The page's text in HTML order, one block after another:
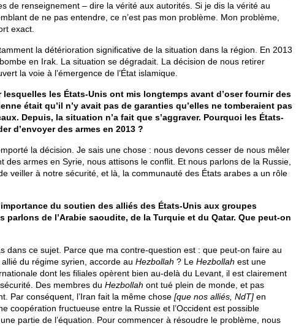
de renseignement – dire la vérité aux autorités. Si je dis la vérité au
de ne pas entendre, ce n’est pas mon problème. Mon problème,
exact.
la détérioration significative de la situation dans la région. En 2013
en Irak. La situation se dégradait. La décision de nous retirer
la voie à l’émergence de l’État islamique.
lesquelles les États-Unis ont mis longtemps avant d’oser fournir des
était qu’il n’y avait pas de garanties qu’elles ne tomberaient pas
Depuis, la situation n’a fait que s’aggraver. Pourquoi les États-
d’envoyer des armes en 2013 ?
la décision. Je sais une chose : nous devons cesser de nous mêler
des armes en Syrie, nous attisons le conflit. Et nous parlons de la Russie,
veiller à notre sécurité, et là, la communauté des États arabes a un rôle
du soutien des alliés des États-Unis aux groupes
parlons de l’Arabie saoudite, de la Turquie et du Qatar. Que peut-on
dans ce sujet. Parce que ma contre-question est : que peut-on faire au
du régime syrien, accorde au Hezbollah ? Le Hezbollah est une
dont les filiales opèrent bien au-delà du Levant, il est clairement
Des membres du Hezbollah ont tué plein de monde, et pas
Par conséquent, l’Iran fait la même chose [que nos alliés, NdT] en
coopération fructueuse entre la Russie et l’Occident est possible
partie de l’équation. Pour commencer à résoudre le problème, nous